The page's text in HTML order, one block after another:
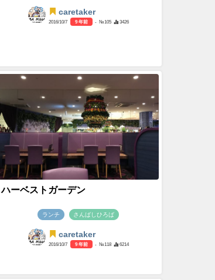
caretaker
2016/10/7 9 年前 - №105 3426
ハーベストガーデン
ランチ さんばしひろば
caretaker
2016/10/7 9 年前 - №118 6214